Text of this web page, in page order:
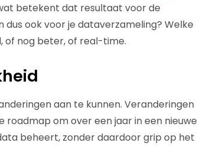
betekent dat resultaat voor de
ook voor je dataverzameling? Welke
of nog beter, of real-time.
aan te kunnen. Veranderingen
roadmap om over een jaar in een nieuwe
beheert, zonder daardoor grip op het